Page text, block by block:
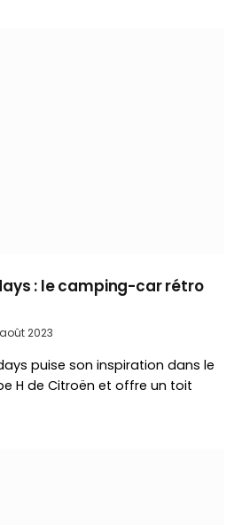
: le camping-car rétro
2023
puise son inspiration dans le
H de Citroën et offre un toit